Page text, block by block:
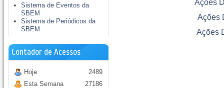
Sistema de Eventos da
SBEM
Sistema de Periódicos da
SBEM
Contador de Acessos
Hoje
Esta Semana
2489
27186
Ações
Ações
Ações